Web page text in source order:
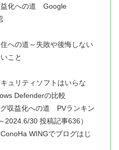
益化への道 Google
住への道～失敗や後悔しない
こと
ュリティソフトはいらな
Defenderの比較
収益化への道 PVランキン
2024.6/30 投稿記事636）
WINGでブログはじ